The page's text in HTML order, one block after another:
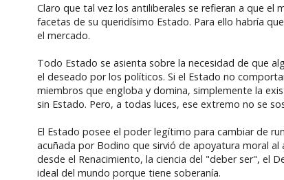
Claro que tal vez los antiliberales se refieran a que el
facetas de su queridísimo Estado. Para ello habría
el mercado.
Todo Estado se asienta sobre la necesidad de que
el deseado por los políticos. Si el Estado no
miembros que engloba y domina, simplemente la
sin Estado. Pero, a todas luces, ese extremo no se
El Estado posee el poder legítimo para cambiar de
acuñada por Bodino que sirvió de apoyatura moral
desde el Renacimiento, la ciencia del "deber ser", el
ideal del mundo porque tiene soberanía.